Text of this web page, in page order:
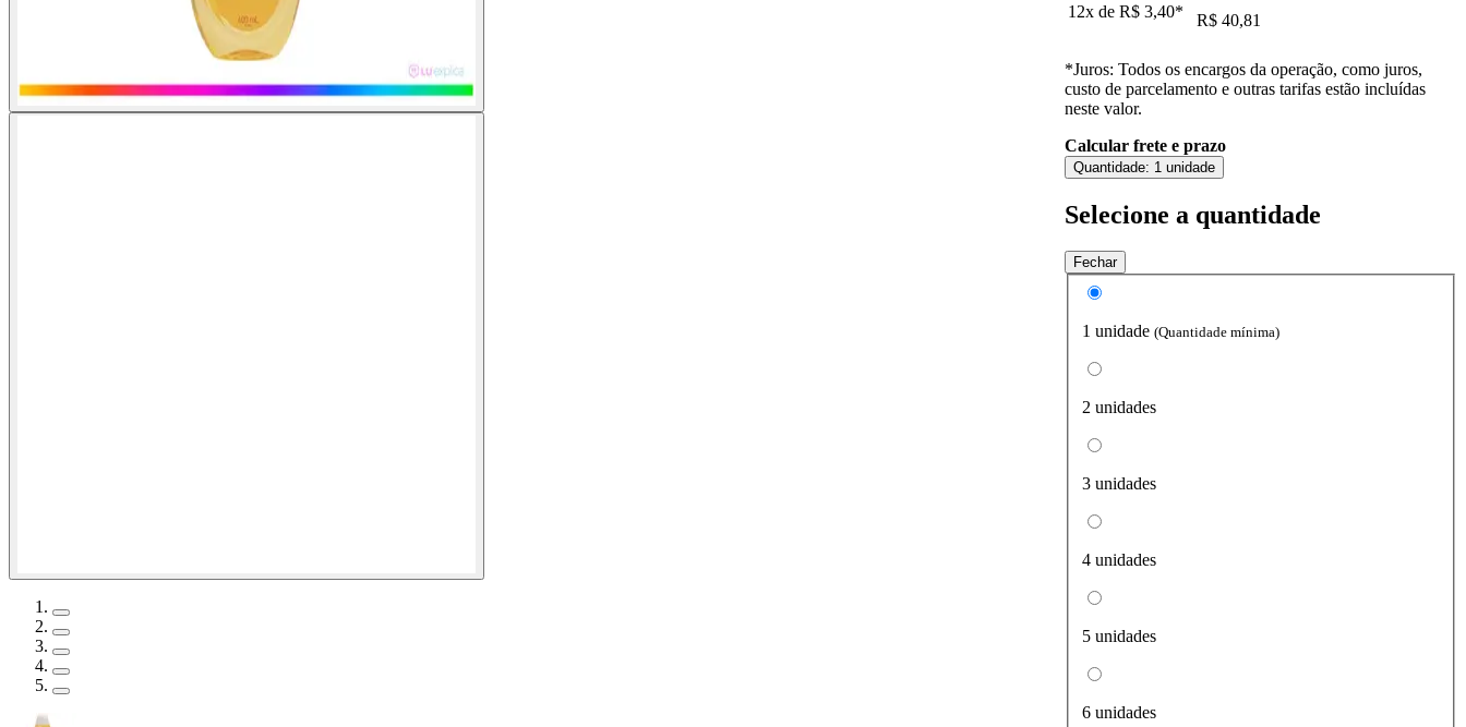
12x de R$ 3,40* R$ 40,81
*Juros: Todos os encargos da operação, como juros,
custo de parcelamento e outras tarifas estão incluídas
neste valor.
Calcular frete e prazo
Quantidade: 1 unidade
Selecione a quantidade
Fechar
1 unidade (Quantidade mínima)
2 unidades
3 unidades
4 unidades
5 unidades
6 unidades